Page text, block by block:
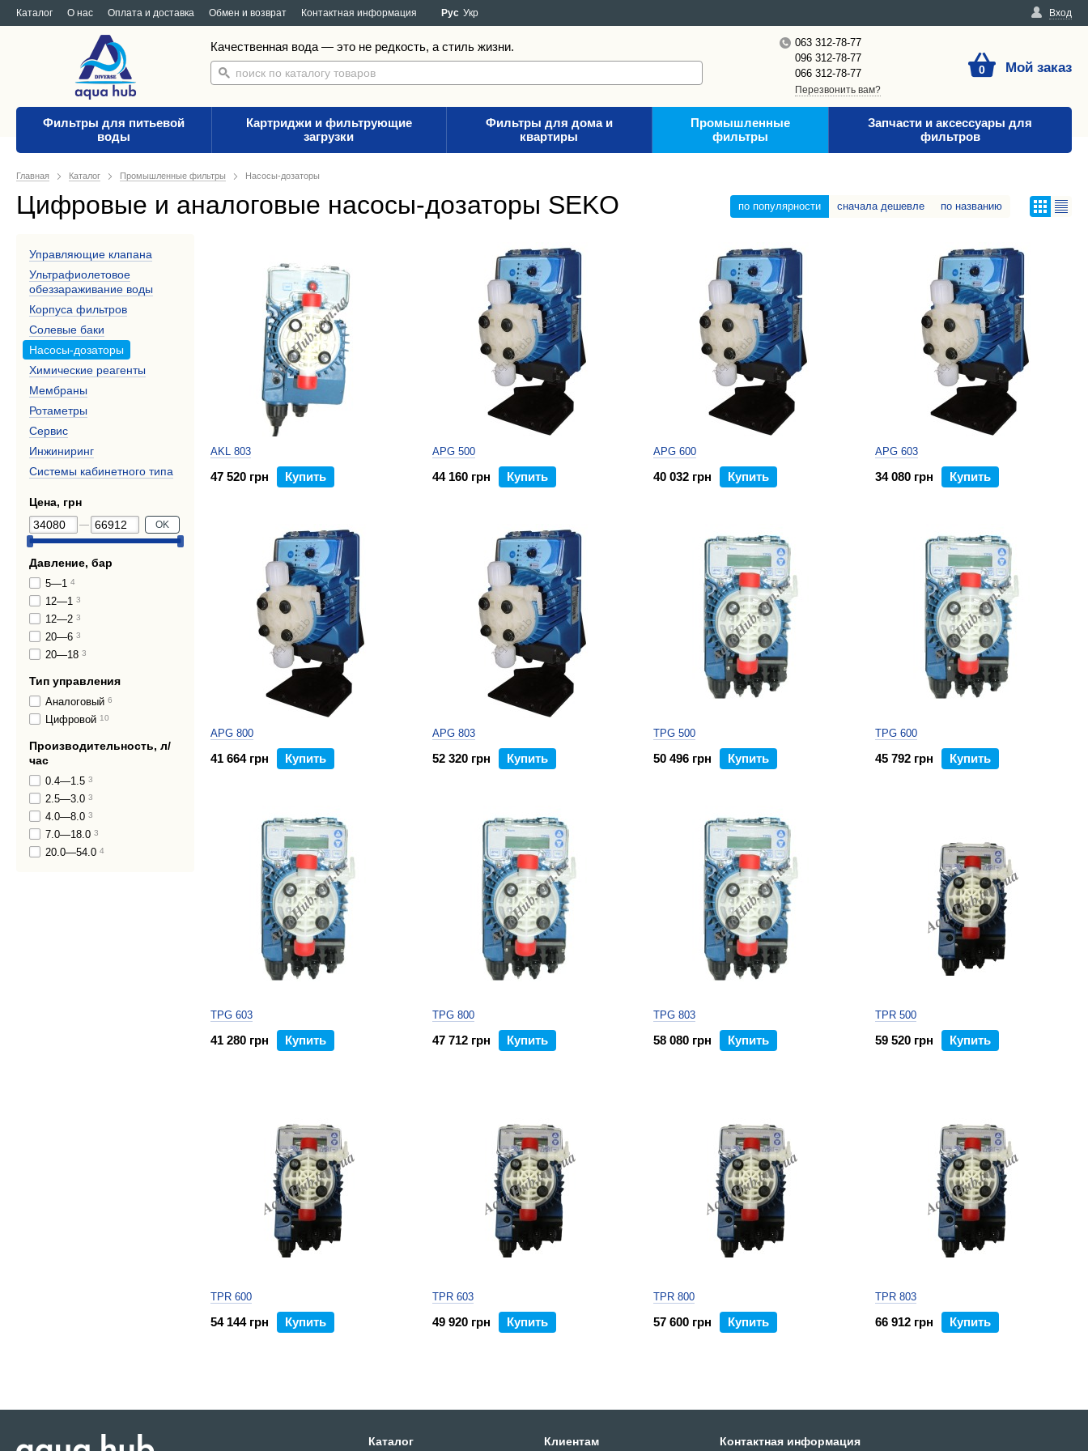
Каталог О нас Оплата и доставка Обмен и возврат Контактная информация Вход
Рус Укр
Качественная вода — это не редкость, а стиль жизни.
063 312-78-77
096 312-78-77
066 312-78-77
Перезвонить вам?
0 Мой заказ
Фильтры для питьевой
воды
Картриджи и фильтрующие
загрузки
Фильтры для дома и
квартиры
Промышленные
фильтры
Запчасти и аксессуары для
фильтров
Главная Каталог Промышленные фильтры Насосы-дозаторы
Цифровые и аналоговые насосы-дозаторы SEKO по популярности сначала дешевле по названию
AKL 803
47 520 грн Купить
APG 500
44 160 грн Купить
APG 600
40 032 грн Купить
APG 603
34 080 грн Купить
APG 800
41 664 грн Купить
APG 803
52 320 грн Купить
TPG 500
50 496 грн Купить
TPG 600
45 792 грн Купить
TPG 603
41 280 грн Купить
TPG 800
47 712 грн Купить
TPG 803
58 080 грн Купить
TPR 500
59 520 грн Купить
TPR 600
54 144 грн Купить
TPR 603
49 920 грн Купить
TPR 800
57 600 грн Купить
TPR 803
66 912 грн Купить
Управляющие клапана
Ультрафиолетовое
обеззараживание воды
Корпуса фильтров
Солевые баки
Насосы-дозаторы
Химические реагенты
Мембраны
Ротаметры
Сервис
Инжиниринг
Системы кабинетного типа
Цена, грн
OK
Давление, бар
5—1 4
12—1 3
12—2 3
20—6 3
20—18 3
Тип управления
Аналоговый 6
Цифровой 10
Производительность, л/
час
0.4—1.5 3
2.5—3.0 3
4.0—8.0 3
7.0—18.0 3
20.0—54.0 4
Каталог Клиентам Контактная информация